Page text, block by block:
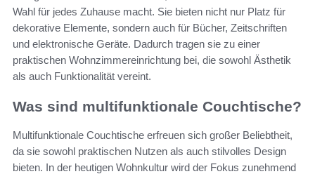
Wahl für jedes Zuhause macht. Sie bieten nicht nur Platz für
dekorative Elemente, sondern auch für Bücher, Zeitschriften
und elektronische Geräte. Dadurch tragen sie zu einer
praktischen Wohnzimmereinrichtung bei, die sowohl Ästhetik
als auch Funktionalität vereint.
Was sind multifunktionale Couchtische?
Multifunktionale Couchtische erfreuen sich großer Beliebtheit,
da sie sowohl praktischen Nutzen als auch stilvolles Design
bieten. In der heutigen Wohnkultur wird der Fokus zunehmend